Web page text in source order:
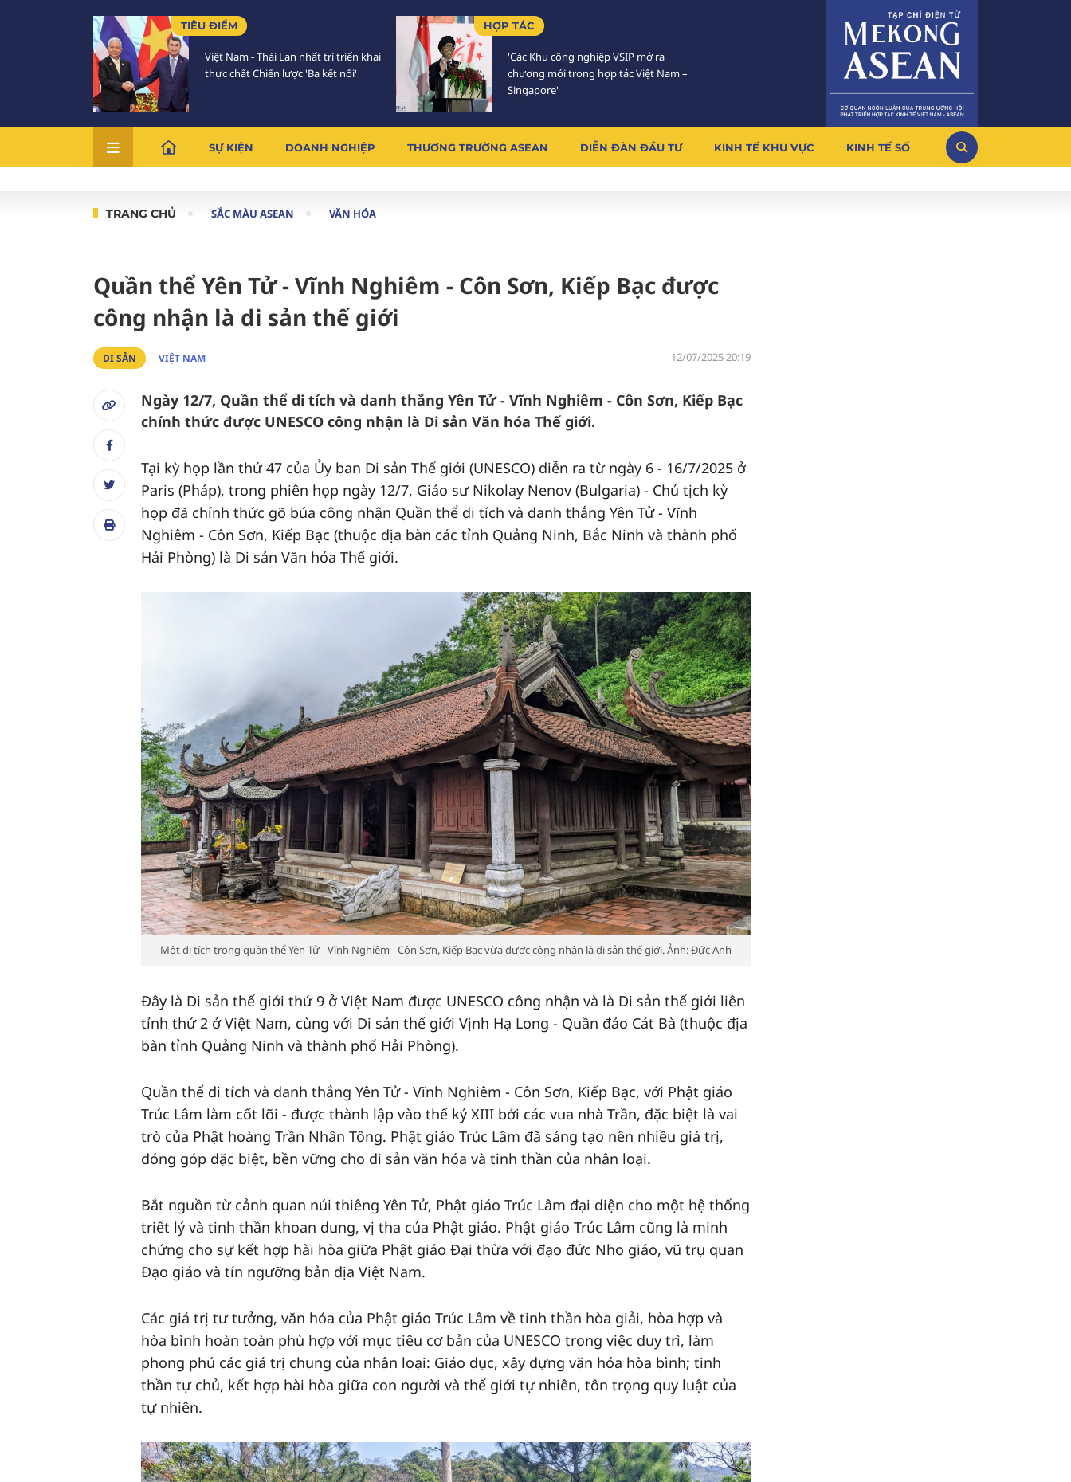
TIÊU ĐIỂM
Việt Nam - Thái Lan nhất trí triển khai
thực chất Chiến lược 'Ba kết nối'
HỢP TÁC
'Các Khu công nghiệp VSIP mở ra
chương mới trong hợp tác Việt Nam –
Singapore'
SỰ KIỆN DOANH NGHIỆP THƯƠNG TRƯỜNG ASEAN DIỄN ĐÀN ĐẦU TƯ KINH TẾ KHU VỰC KINH TẾ SỐ
TRANG CHỦ SẮC MÀU ASEAN VĂN HÓA
Quần thể Yên Tử - Vĩnh Nghiêm - Côn Sơn, Kiếp Bạc được
công nhận là di sản thế giới
DI SẢN VIỆT NAM 12/07/2025 20:19
Ngày 12/7, Quần thể di tích và danh thắng Yên Tử - Vĩnh Nghiêm - Côn Sơn, Kiếp Bạc
chính thức được UNESCO công nhận là Di sản Văn hóa Thế giới.
Tại kỳ họp lần thứ 47 của Ủy ban Di sản Thế giới (UNESCO) diễn ra từ ngày 6 - 16/7/2025 ở
Paris (Pháp), trong phiên họp ngày 12/7, Giáo sư Nikolay Nenov (Bulgaria) - Chủ tịch kỳ
họp đã chính thức gõ búa công nhận Quần thể di tích và danh thắng Yên Tử - Vĩnh
Nghiêm - Côn Sơn, Kiếp Bạc (thuộc địa bàn các tỉnh Quảng Ninh, Bắc Ninh và thành phố
Hải Phòng) là Di sản Văn hóa Thế giới.
Một di tích trong quần thể Yên Tử - Vĩnh Nghiêm - Côn Sơn, Kiếp Bạc vừa được công nhận là di sản thế giới. Ảnh: Đức Anh
Đây là Di sản thế giới thứ 9 ở Việt Nam được UNESCO công nhận và là Di sản thế giới liên
tỉnh thứ 2 ở Việt Nam, cùng với Di sản thế giới Vịnh Hạ Long - Quần đảo Cát Bà (thuộc địa
bàn tỉnh Quảng Ninh và thành phố Hải Phòng).
Quần thể di tích và danh thắng Yên Tử - Vĩnh Nghiêm - Côn Sơn, Kiếp Bạc, với Phật giáo
Trúc Lâm làm cốt lõi - được thành lập vào thế kỷ XIII bởi các vua nhà Trần, đặc biệt là vai
trò của Phật hoàng Trần Nhân Tông. Phật giáo Trúc Lâm đã sáng tạo nên nhiều giá trị,
đóng góp đặc biệt, bền vững cho di sản văn hóa và tinh thần của nhân loại.
Bắt nguồn từ cảnh quan núi thiêng Yên Tử, Phật giáo Trúc Lâm đại diện cho một hệ thống
triết lý và tinh thần khoan dung, vị tha của Phật giáo. Phật giáo Trúc Lâm cũng là minh
chứng cho sự kết hợp hài hòa giữa Phật giáo Đại thừa với đạo đức Nho giáo, vũ trụ quan
Đạo giáo và tín ngưỡng bản địa Việt Nam.
Các giá trị tư tưởng, văn hóa của Phật giáo Trúc Lâm về tinh thần hòa giải, hòa hợp và
hòa bình hoàn toàn phù hợp với mục tiêu cơ bản của UNESCO trong việc duy trì, làm
phong phú các giá trị chung của nhân loại: Giáo dục, xây dựng văn hóa hòa bình; tinh
thần tự chủ, kết hợp hài hòa giữa con người và thế giới tự nhiên, tôn trọng quy luật của
tự nhiên.